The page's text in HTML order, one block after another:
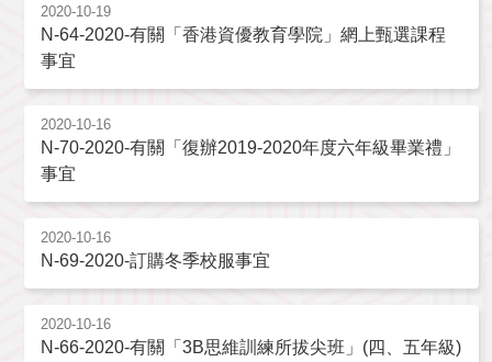
2020-10-19
N-64-2020-有關「香港資優教育學院」網上甄選課程
事宜
2020-10-16
N-70-2020-有關「復辦2019-2020年度六年級畢業禮」
事宜
2020-10-16
N-69-2020-訂購冬季校服事宜
2020-10-16
N-66-2020-有關「3B思維訓練所拔尖班」(四、五年級)